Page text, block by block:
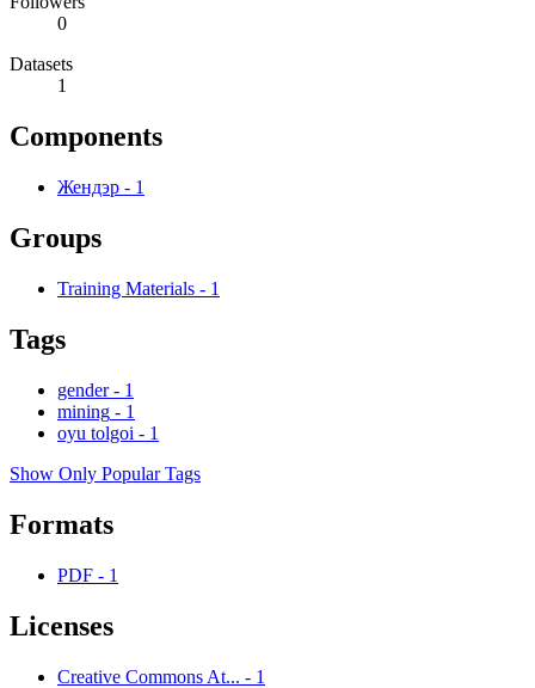
0
Datasets
1
Components
Жендэр - 1
Groups
Training Materials - 1
Tags
gender - 1
mining - 1
oyu tolgoi - 1
Show Only Popular Tags
Formats
PDF - 1
Licenses
Creative Commons At... - 1